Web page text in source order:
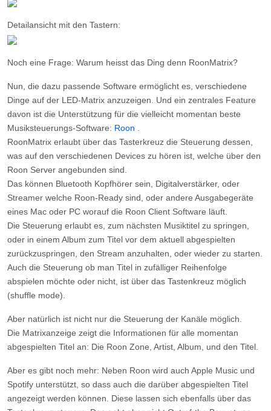
Detailansicht mit den Tastern:
Noch eine Frage: Warum heisst das Ding denn RoonMatrix?
Nun, die dazu passende Software ermöglicht es, verschiedene
Dinge auf der LED-Matrix anzuzeigen. Und ein zentrales Feature
davon ist die Unterstützung für die vielleicht momentan beste
Musiksteuerungs-Software: Roon .
RoonMatrix erlaubt über das Tasterkreuz die Steuerung dessen,
was auf den verschiedenen Devices zu hören ist, welche über den
Roon Server angebunden sind.
Das können Bluetooth Kopfhörer sein, Digitalverstärker, oder
Streamer welche Roon-Ready sind, oder andere Ausgabegeräte
eines Mac oder PC worauf die Roon Client Software läuft.
Die Steuerung erlaubt es, zum nächsten Musiktitel zu springen,
oder in einem Album zum Titel vor dem aktuell abgespielten
zurückzuspringen, den Stream anzuhalten, oder wieder zu starten.
Auch die Steuerung ob man Titel in zufälliger Reihenfolge
abspielen möchte oder nicht, ist über das Tastenkreuz möglich
(shuffle mode).
Aber natürlich ist nicht nur die Steuerung der Kanäle möglich.
Die Matrixanzeige zeigt die Informationen für alle momentan
abgespielten Titel an: Die Roon Zone, Artist, Album, und den Titel.
Aber es gibt noch mehr: Neben Roon wird auch Apple Music und
Spotify unterstützt, so dass auch die darüber abgespielten Titel
angezeigt werden können. Diese lassen sich ebenfalls über das